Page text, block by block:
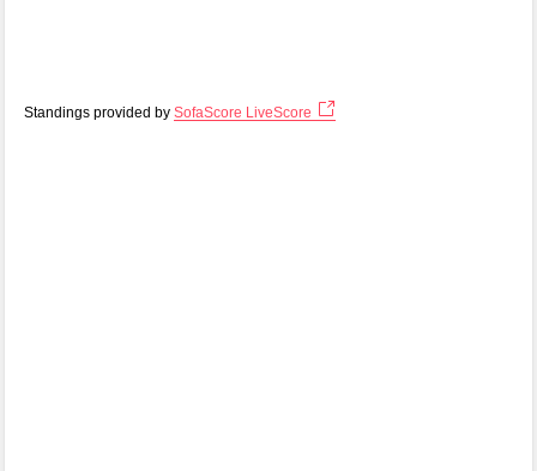
Standings provided by SofaScore LiveScore